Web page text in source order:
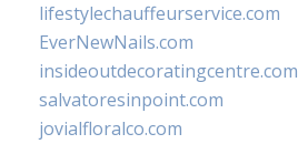
lifestylechauffeurservice.com
EverNewNails.com
insideoutdecoratingcentre.com
salvatoresinpoint.com
jovialfloralco.com